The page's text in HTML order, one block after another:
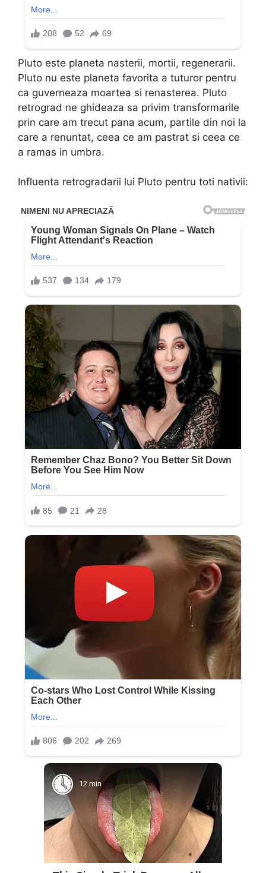
Pluto este planeta nasterii, mortii, regenerarii.
Pluto nu este planeta favorita a tuturor pentru
ca guverneaza moartea si renasterea. Pluto
retrograd ne ghideaza sa privim transformarile
prin care am trecut pana acum, partile din noi la
care a renuntat, ceea ce am pastrat si ceea ce
a ramas in umbra.
Influenta retrogradarii lui Pluto pentru toti nativii:
12 min